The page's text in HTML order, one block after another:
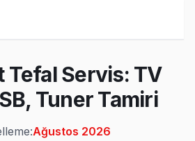
2026
Tefal Servis: TV
Tuner Tamiri
Ağustos 2026